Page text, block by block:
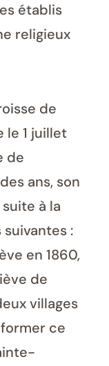
établis
religieux
de
le 1 juillet
de
ans, son
à la
:
en 1860,
de
villages
ce